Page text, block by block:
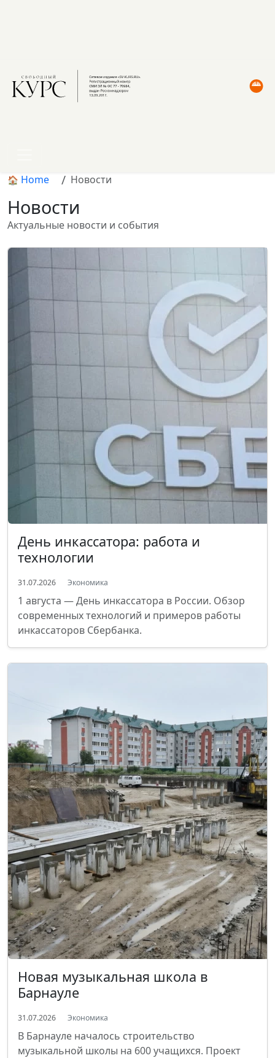
Home Новости
Новости
Актуальные новости и события
День инкассатора: работа и
технологии
31.07.2026 Экономика
1 августа — День инкассатора в России. Обзор
современных технологий и примеров работы
инкассаторов Сбербанка.
Новая музыкальная школа в
Барнауле
31.07.2026 Экономика
В Барнауле началось строительство
музыкальной школы на 600 учащихся. Проект